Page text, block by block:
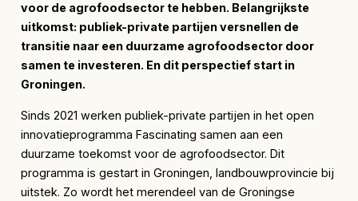
voor de agrofoodsector te hebben. Belangrijkste
uitkomst: publiek-private partijen versnellen de
transitie naar een duurzame agrofoodsector door
samen te investeren. En dit perspectief start in
Groningen.
Sinds 2021 werken publiek-private partijen in het open
innovatieprogramma Fascinating samen aan een
duurzame toekomst voor de agrofoodsector. Dit
programma is gestart in Groningen, landbouwprovincie bij
uitstek. Zo wordt het merendeel van de Groningse